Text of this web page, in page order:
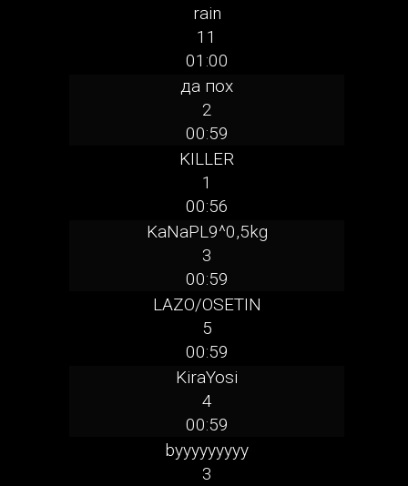
rain
11
01:00
да пох
2
00:59
KILLER
1
00:56
KaNaPL9^0,5kg
3
00:59
LAZO/OSETIN
5
00:59
KiraYosi
4
00:59
byyyyyyyyy
3